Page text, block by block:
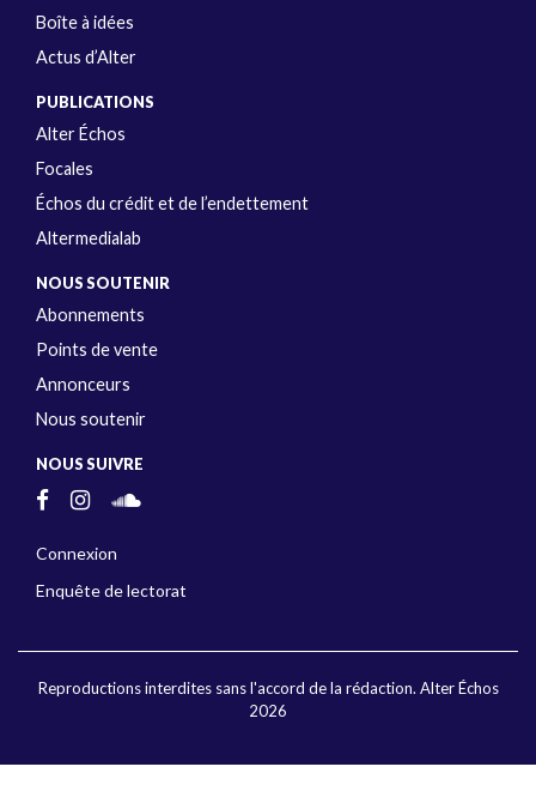
Boîte à idées
Actus d’Alter
PUBLICATIONS
Alter Échos
Focales
Échos du crédit et de l’endettement
Altermedialab
NOUS SOUTENIR
Abonnements
Points de vente
Annonceurs
Nous soutenir
NOUS SUIVRE
Connexion
Enquête de lectorat
Reproductions interdites sans l'accord de la rédaction. Alter Échos
2026